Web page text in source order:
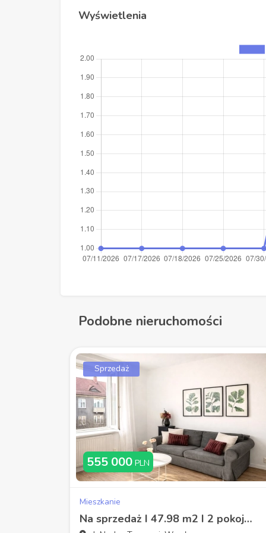
Wyświetlenia
Podobne nieruchomości
Sprzedaż
555 000 PLN
Mieszkanie
Na sprzedaż I 47.98 m2 I 2 pokoje I W kamienicy